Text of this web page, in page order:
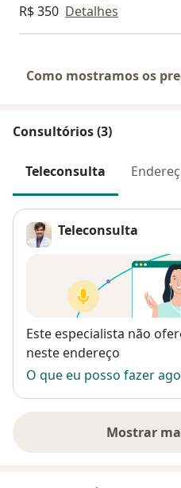
R$ 350 Detalhes
Como mostramos os
Consultórios (3)
Teleconsulta
Teleconsulta
Disponibilidade
Este especialista não
neste endereço
O que eu posso fazer
Mostrar